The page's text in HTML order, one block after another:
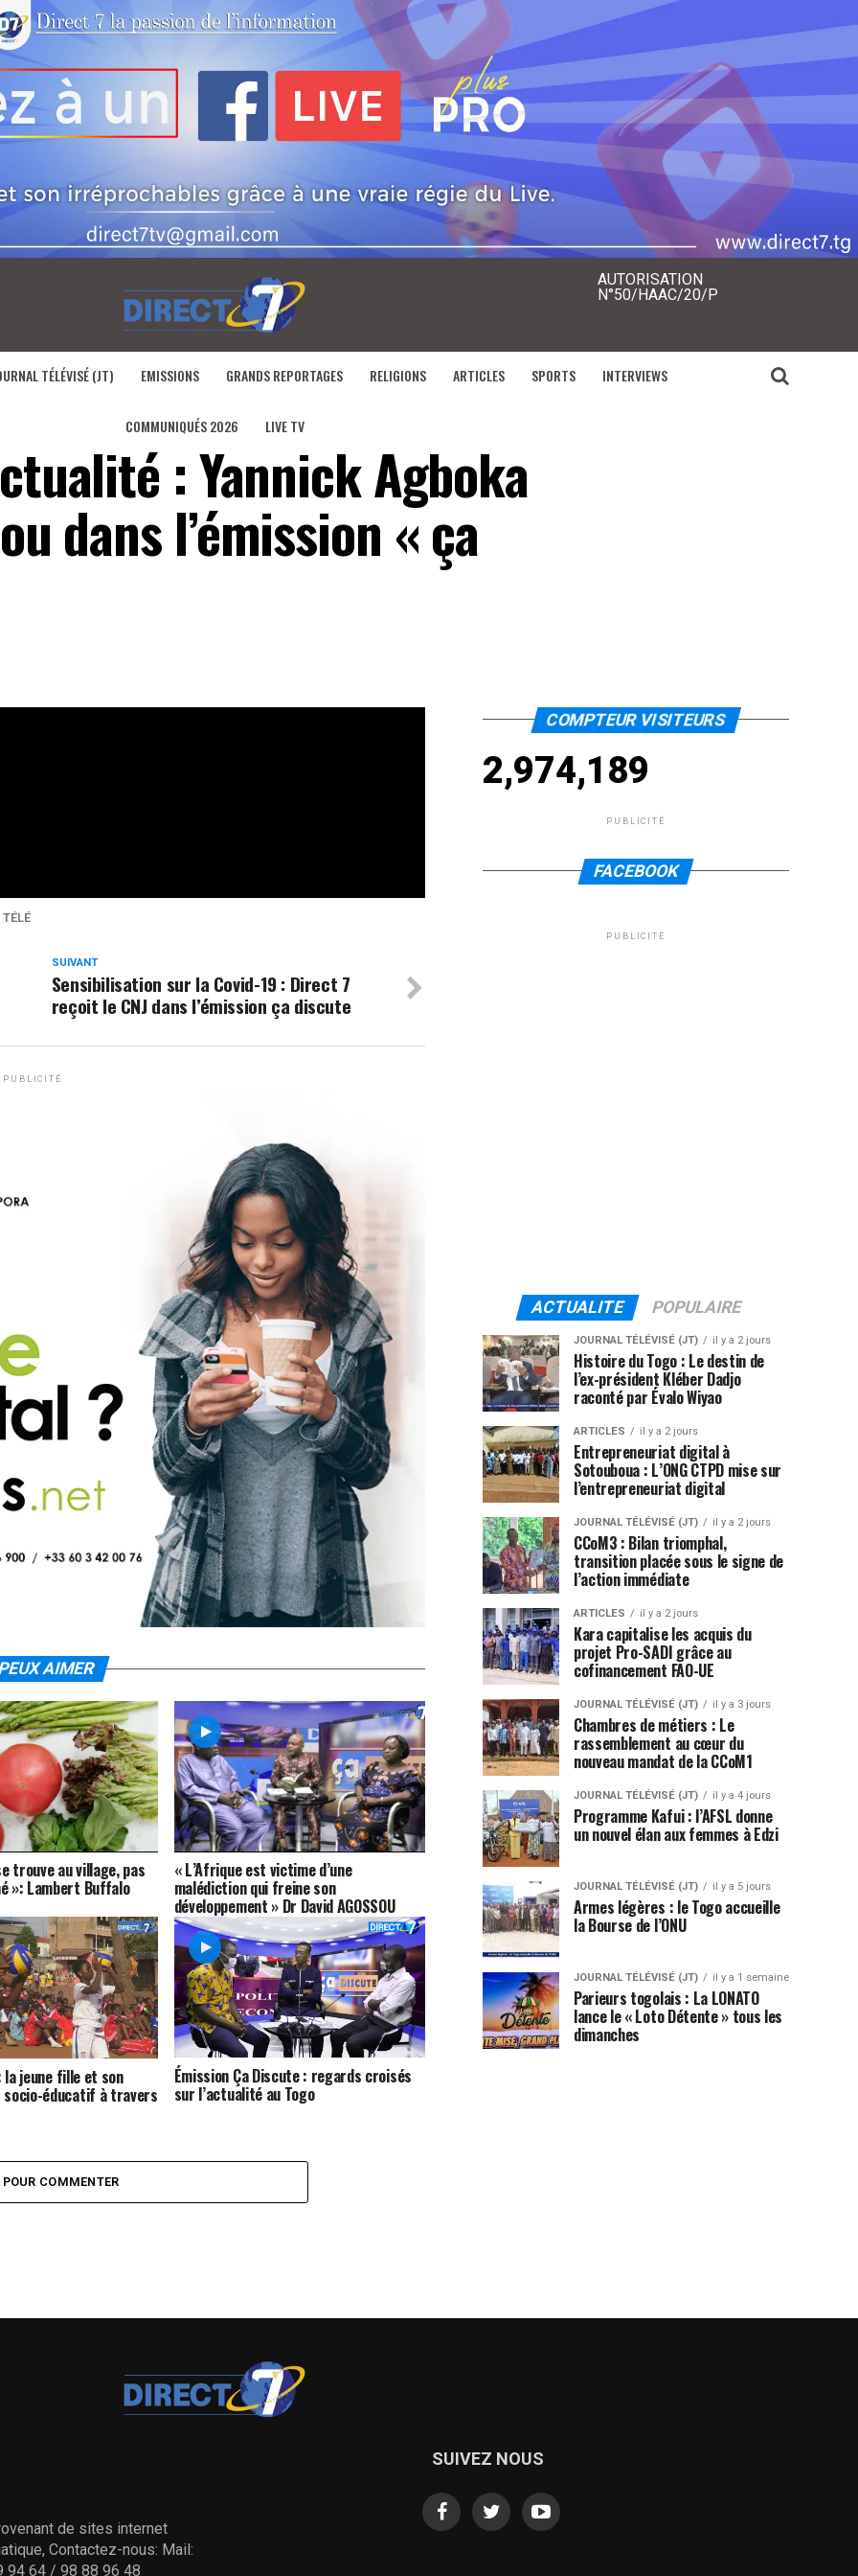
AUTORISATION
N°50/HAAC/20/P
TÉLÉVISÉ (JT) EMISSIONS GRANDS REPORTAGES RELIGIONS ARTICLES SPORTS INTERVIEWS
COMMUNIQUÉS 2026 LIVE TV
: Yannick Agboka
dans l’émission « ça
SUIVANT
Sensibilisation sur la Covid-19 : Direct 7
reçoit le CNJ dans l’émission ça discute
PUBLICITÉ
AIMER
trouve au village, pas
»: Lambert Buffalo
« L’Afrique est victime d’une
malédiction qui freine son
développement » Dr David AGOSSOU
jeune fille et son
socio-éducatif à travers
Émission Ça Discute : regards croisés
sur l’actualité au Togo
COMMENTER
COMPTEUR VISITEURS
2,974,189
PUBLICITÉ
FACEBOOK
PUBLICITÉ
ACTUALITE POPULAIRE
JOURNAL TÉLÉVISÉ (JT) il y a 2 jours
Histoire du Togo : Le destin de
l’ex-président Kléber Dadjo
raconté par Évalo Wiyao
ARTICLES il y a 2 jours
Entrepreneuriat digital à
Sotouboua : L’ONG CTPD mise sur
l’entrepreneuriat digital
JOURNAL TÉLÉVISÉ (JT) il y a 2 jours
CCoM3 : Bilan triomphal,
transition placée sous le signe de
l’action immédiate
ARTICLES il y a 2 jours
Kara capitalise les acquis du
projet Pro-SADI grâce au
cofinancement FAO-UE
JOURNAL TÉLÉVISÉ (JT) il y a 3 jours
Chambres de métiers : Le
rassemblement au cœur du
nouveau mandat de la CCoM1
JOURNAL TÉLÉVISÉ (JT) il y a 4 jours
Programme Kafui : l’AFSL donne
un nouvel élan aux femmes à Edzi
JOURNAL TÉLÉVISÉ (JT) il y a 5 jours
Armes légères : le Togo accueille
la Bourse de l’ONU
JOURNAL TÉLÉVISÉ (JT) il y a 1 semaine
Parieurs togolais : La LONATO
lance le « Loto Détente » tous les
dimanches
de sites internet
Contactez-nous: Mail:
94 64 / 98 88 96 48
SUIVEZ NOUS